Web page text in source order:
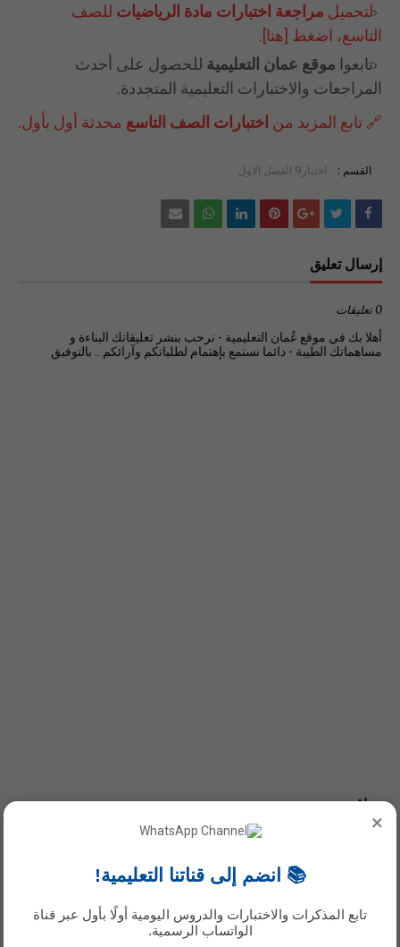
لتحميل مراجعة اختبارات مادة الرياضيات للصف
التاسع، اضغط [هنا].
تابعوا موقع عمان التعليمية للحصول على أحدث
المراجعات والاختبارات التعليمية المتجددة.
🔗 تابع المزيد من اختبارات الصف التاسع محدثة أول بأول.
القسم : اختبار9 الفصل الاول
إرسال تعليق
0 تعليقات
أهلا بك في موقع عُمان التعليمية - نرحب بنشر تعليقاتك البناءة و
مساهماتك الطيبة - دائما نستمع بإهتمام لطلباتكم وآرائكم .. بالتوفيق
×
📚 انضم إلى قناتنا التعليمية!
تابع المذكرات والاختبارات والدروس اليومية أولًا بأول عبر قناة
الواتساب الرسمية.
مواقع مهمة:
حل ديني قيمي صف خامس
حل منهج ديني قيمي صف سادس